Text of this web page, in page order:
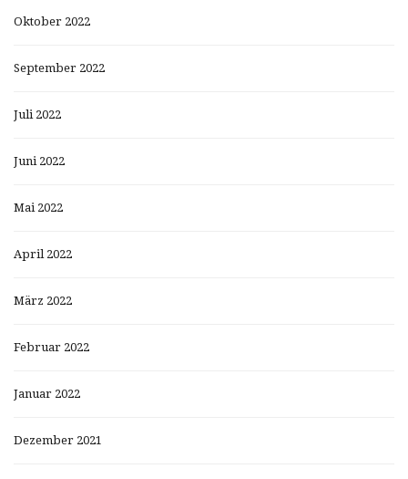
Oktober 2022
September 2022
Juli 2022
Juni 2022
Mai 2022
April 2022
März 2022
Februar 2022
Januar 2022
Dezember 2021